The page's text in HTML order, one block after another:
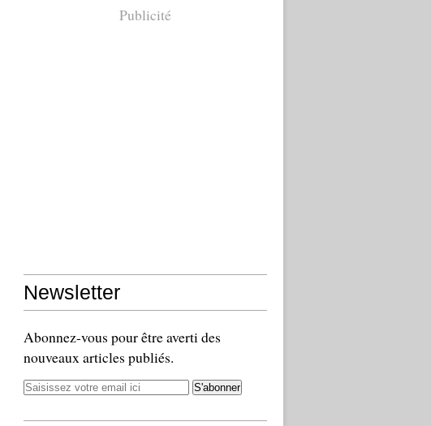
Publicité
Newsletter
Abonnez-vous pour être averti des
nouveaux articles publiés.